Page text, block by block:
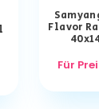
Flavor
Für